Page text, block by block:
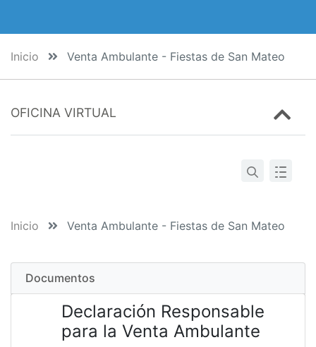
Inicio Venta Ambulante - Fiestas de San Mateo
OFICINA VIRTUAL
Inicio Venta Ambulante - Fiestas de San Mateo
Documentos
Declaración Responsable
para la Venta Ambulante